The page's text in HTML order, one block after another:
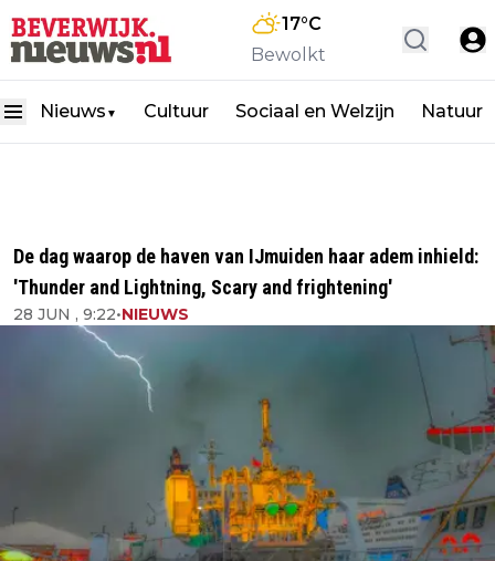
17°C
Bewolkt
Nieuws ▼ Cultuur Sociaal en Welzijn Natuur
De dag waarop de haven van IJmuiden haar adem inhield:
'Thunder and Lightning, Scary and frightening'
28 JUN , 9:22•NIEUWS